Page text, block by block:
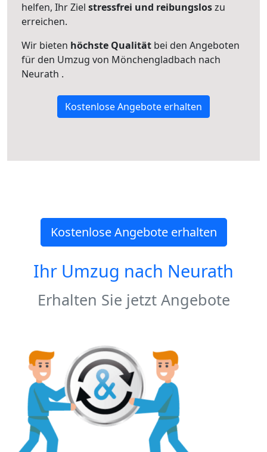
helfen, Ihr Ziel stressfrei und reibungsloszu
erreichen.
Wir bieten höchste Qualität bei den Angeboten
für den Umzug von Mönchengladbach nach
Neurath .
Kostenlose Angebote erhalten
Kostenlose Angebote erhalten
Ihr Umzug nach Neurath
Erhalten Sie jetzt Angebote